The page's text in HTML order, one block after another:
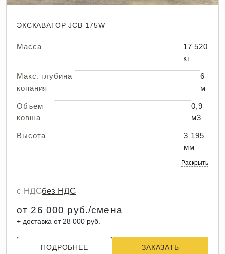
ЭКСКАВАТОР JCB 175W
Масса
17 520
кг
Макс. глубина
копания
6
м
Объем
ковша
0,9
м3
Высота
3 195
мм
Раскрыть
с НДСбез НДС
от 26 000 руб./смена
+ доставка от 28 000 руб.
ПОДРОБНЕЕ ЗАКАЗАТЬ